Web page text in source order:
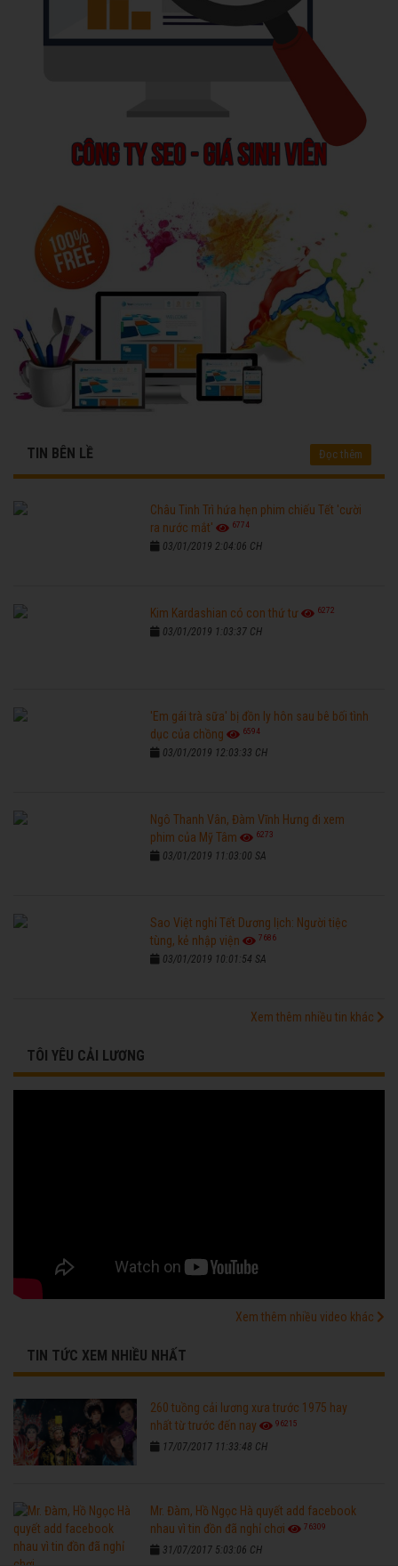
TIN BÊN LỀ Đọc thêm
Châu Tinh Trì hứa hẹn phim chiếu Tết 'cười
ra nước mắt'
6774
03/01/2019 2:04:06 CH
Kim Kardashian có con thứ tư 6272
03/01/2019 1:03:37 CH
'Em gái trà sữa' bị đồn ly hôn sau bê bối tình
dục của chồng
6594
03/01/2019 12:03:33 CH
Ngô Thanh Vân, Đàm Vĩnh Hưng đi xem
phim của Mỹ Tâm
6273
03/01/2019 11:03:00 SA
Sao Việt nghỉ Tết Dương lịch: Người tiệc
tùng, kẻ nhập viện
7686
03/01/2019 10:01:54 SA
Xem thêm nhiều tin khác
TÔI YÊU CẢI LƯƠNG
Xem thêm nhiều video khác
TIN TỨC XEM NHIỀU NHẤT
260 tuồng cải lương xưa trước 1975 hay
nhất từ trước đến nay
96215
17/07/2017 11:33:48 CH
Mr. Đàm, Hồ Ngọc Hà quyết add facebook
nhau vì tin đồn đã nghỉ chơi
76309
31/07/2017 5:03:06 CH